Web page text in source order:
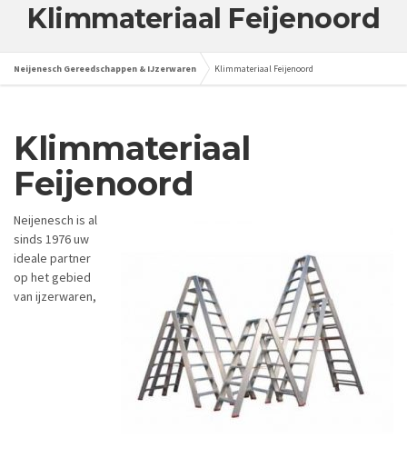
Klimmateriaal Feijenoord
Neijenesch Gereedschappen & IJzerwaren Klimmateriaal Feijenoord
Klimmateriaal
Feijenoord
Neijenesch is al
sinds 1976 uw
ideale partner
op het gebied
van ijzerwaren,